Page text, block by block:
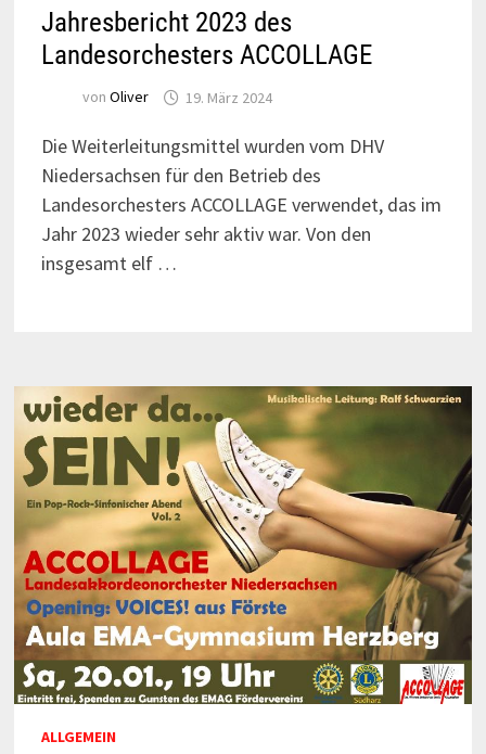
Jahresbericht 2023 des
Landesorchesters ACCOLLAGE
von Oliver 19. März 2024
Die Weiterleitungsmittel wurden vom DHV
Niedersachsen für den Betrieb des
Landesorchesters ACCOLLAGE verwendet, das im
Jahr 2023 wieder sehr aktiv war. Von den
insgesamt elf …
ALLGEMEIN